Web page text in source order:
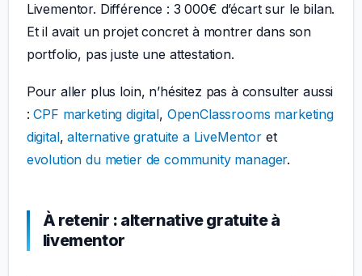
Livementor. Différence : 3 000€ d’écart sur le bilan.
Et il avait un projet concret à montrer dans son
portfolio, pas juste une attestation.
Pour aller plus loin, n’hésitez pas à consulter aussi
:CPF marketing digital, OpenClassrooms marketing
digital,alternative gratuite a LiveMentor et
evolution du metier de community manager.
À retenir : alternative gratuite à
livementor